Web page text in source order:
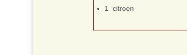
1 citroen